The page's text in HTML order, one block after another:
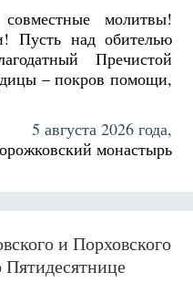
молитвы!
Пусть над обителью
Пречистой
– покров помощи,
5 августа 2026 года,
монастырь
и Порховского